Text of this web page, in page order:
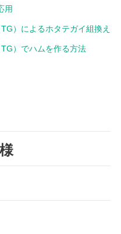
用
）によるホタテガイ組換え
）でハムを作る方法